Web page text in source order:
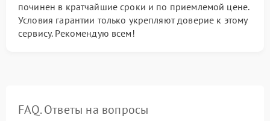
починен в кратчайшие сроки и по приемлемой цене.
Условия гарантии только укрепляют доверие к этому
сервису. Рекомендую всем!
FAQ. Ответы на вопросы